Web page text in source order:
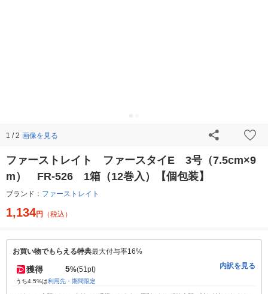
1 / 2 画像を見る
ファーストレイト ファースタイE 3号（7.5cm×9
m） FR-526 1箱（12巻入）【個包装】
ブランド： ファーストレイト
1,134円 （税込）
お買い物でもらえる特典最大付与率16%
獲得 5%(51pt)
うち4.5%は利用先・期間限定
内訳を見る